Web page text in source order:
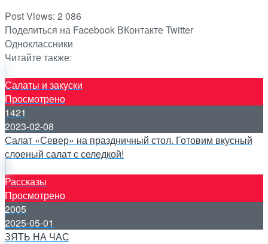
Post Views: 2 086
Поделиться на Facebook ВКонтактеTwitter
Одноклассники
Читайте также:
Салаты и закуски
Просмотрено
1421
2023-02-08
Салат «Север» на праздничный стол. Готовим вкусный
слоеный салат с селедкой!
Рассказы
Просмотрено
2005
2025-05-01
ЗЯТЬ НА ЧАС